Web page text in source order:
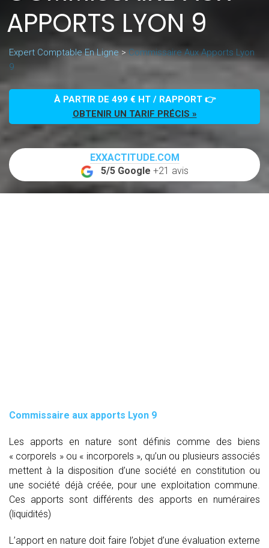
APPORTS LYON 9
Expert Comptable En Ligne>Commissaire Aux Apports Lyon
9
À PARTIR DE 499 € HT / RAPPORT 👉
OBTENIR UN TARIF PRÉCIS »
EXXACTITUDE.COM
5/5 Google +21 avis
Commissaire aux apports Lyon 9
Les apports en nature sont définis comme des biens
« corporels » ou « incorporels », qu’un ou plusieurs associés
mettent à la disposition d’une société en constitution ou
une société déjà créée, pour une exploitation commune.
Ces apports sont différents des apports en numéraires
(liquidités)
L’apport en nature doit faire l’objet d’une évaluation externe